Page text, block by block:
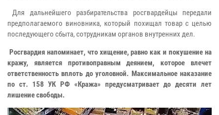
Для дальнейшего разбирательства росгвардейцы передали
предполагаемого виновника, который похищал товар с целью
последующего сбыта, сотрудникам органов внутренних дел.
Росгвардия напоминает, что хищение, равно как и покушение на
кражу, является противоправным деянием, которое влечет
ответственность вплоть до уголовной. Максимальное наказание
по ст. 158 УК РФ «Кража» предусматривает до десяти лет
лишение свободы.